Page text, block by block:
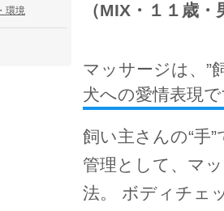
環境
（MIX・１１歳・
マッサージは、”
犬への愛情表現
飼い主さんの“手
管理として、マ
法。 ボディチェ